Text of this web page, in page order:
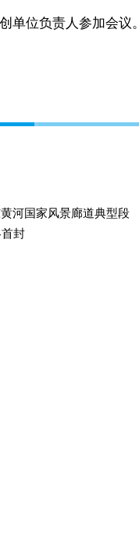
位负责人参加会议。
河国家风景廊道典型段
封